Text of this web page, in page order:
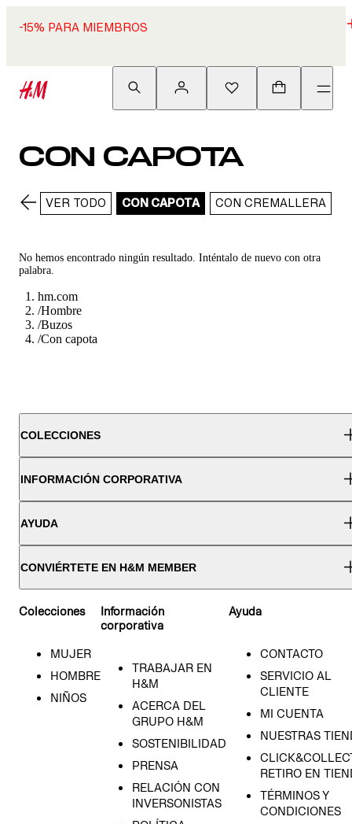
-15% PARA MIEMBROS
CON CAPOTA
VER TODO CON CAPOTA CON CREMALLERA
No hemos encontrado ningún resultado. Inténtalo de nuevo con otra
palabra.
hm.com
/Hombre
/Buzos
/Con capota
COLECCIONES
INFORMACIÓN CORPORATIVA
AYUDA
CONVIÉRTETE EN H&M MEMBER
Colecciones
MUJER
HOMBRE
NIÑOS
Información
corporativa
TRABAJAR EN
H&M
ACERCA DEL
GRUPO H&M
SOSTENIBILIDAD
PRENSA
RELACIÓN CON
INVERSONISTAS
Ayuda
CONTACTO
SERVICIO AL
CLIENTE
MI CUENTA
NUESTRAS
RETIRO EN
TÉRMINOS Y
CONDICIONES